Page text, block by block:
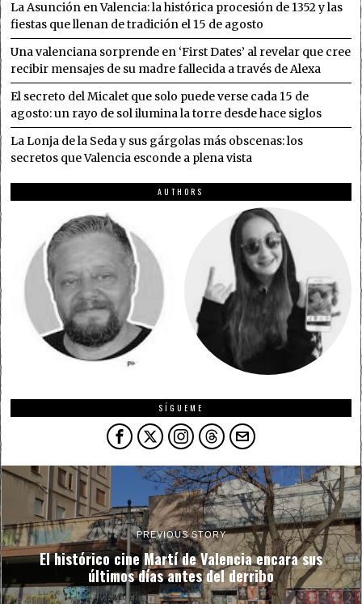
La Asunción en Valencia: la histórica procesión de 1352 y las
fiestas que llenan de tradición el 15 de agosto
Una valenciana sorprende en ‘First Dates’ al revelar que cree
recibir mensajes de su madre fallecida a través de Alexa
El secreto del Micalet que solo puede verse cada 15 de
agosto: un rayo de sol ilumina la torre desde hace siglos
La Lonja de la Seda y sus gárgolas más obscenas: los
secretos que Valencia esconde a plena vista
AUTHORS
SÍGUEME
PREVIOUS STORY
El histórico cine Martí de Valencia encara sus
últimos días antes del derribo